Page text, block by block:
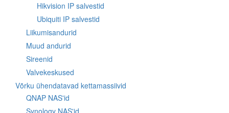
Hikvision IP salvestid
Ubiquiti IP salvestid
Liikumisandurid
Muud andurid
Sireenid
Valvekeskused
Võrku ühendatavad kettamassiivid
QNAP NAS'id
Synology NAS'id